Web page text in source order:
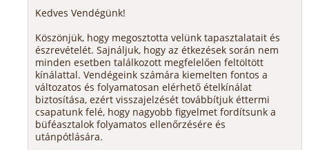
Kedves Vendégünk!
Köszönjük, hogy megosztotta velünk tapasztalatait és
észrevételét. Sajnáljuk, hogy az étkezések során nem
minden esetben találkozott megfelelően feltöltött
kínálattal. Vendégeink számára kiemelten fontos a
változatos és folyamatosan elérhető ételkínálat
biztosítása, ezért visszajelzését továbbítjuk éttermi
csapatunk felé, hogy nagyobb figyelmet fordítsunk a
büféasztalok folyamatos ellenőrzésére és
utánpótlására.